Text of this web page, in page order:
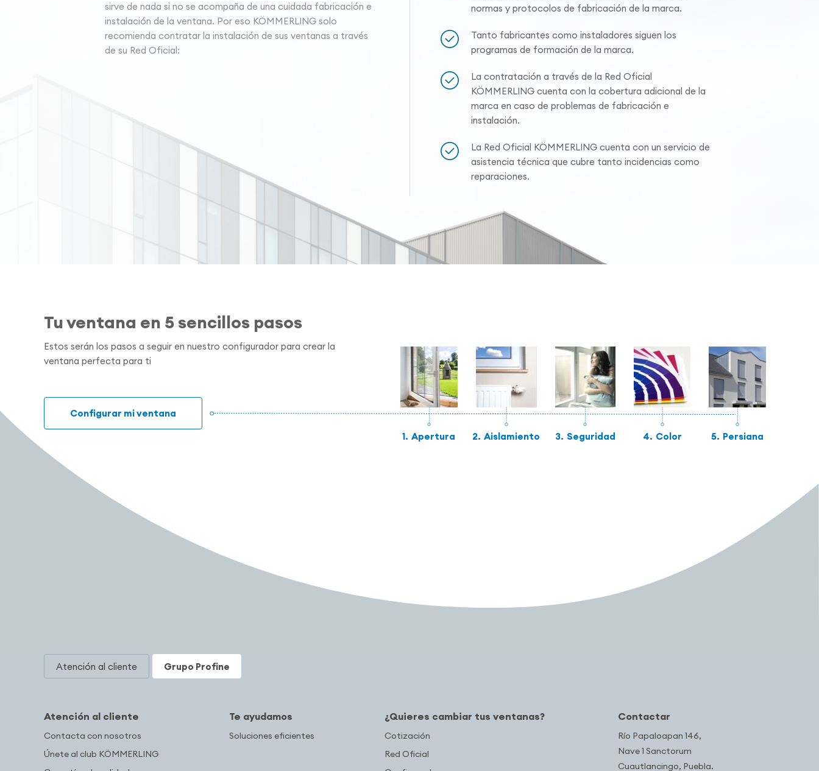
sirve de nada si no se acompaña de una cuidada fabricación e
instalación de la ventana. Por eso KÖMMERLING solo
recomienda contratar la instalación de sus ventanas a través
de su Red Oficial:
normas y protocolos de fabricación de la marca.
Tanto fabricantes como instaladores siguen los
programas de formación de la marca.
La contratación a través de la Red Oficial
KÖMMERLING cuenta con la cobertura adicional de la
marca en caso de problemas de fabricación e
instalación.
La Red Oficial KÖMMERLING cuenta con un servicio de
asistencia técnica que cubre tanto incidencias como
reparaciones.
Tu ventana en 5 sencillos pasos
Estos serán los pasos a seguir en nuestro configurador para crear la
ventana perfecta para ti
Configurar mi ventana
1. Apertura 2. Aislamiento 3. Seguridad 4. Color 5. Persiana
Atención al cliente
Atención al cliente
Contacta con nosotros
Únete al club KÖMMERLING
Te ayudamos
Soluciones eficientes
¿Quieres cambiar tus ventanas?
Cotización
Red Oficial
Contactar
Río Papaloapan 146,
Nave 1 Sanctorum
Cuautlancingo, Puebla.
Grupo Profine